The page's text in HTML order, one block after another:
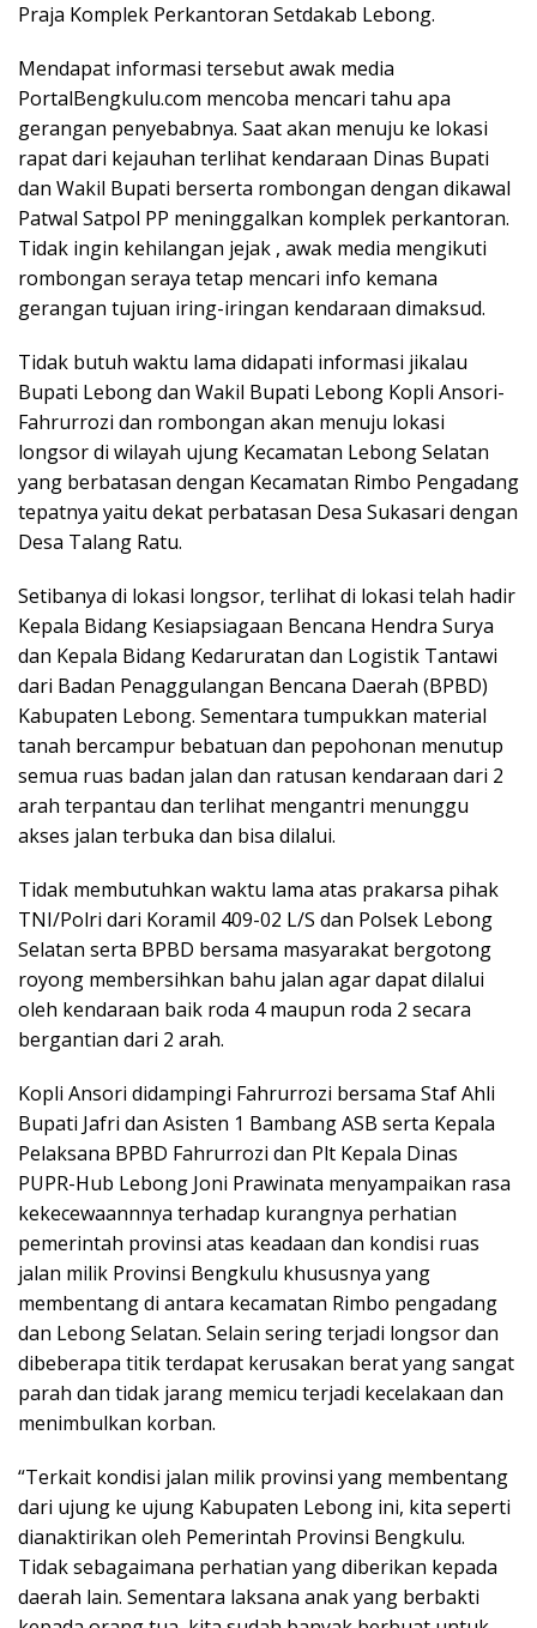
Praja Komplek Perkantoran Setdakab Lebong.
Mendapat informasi tersebut awak media
PortalBengkulu.com mencoba mencari tahu apa
gerangan penyebabnya. Saat akan menuju ke lokasi
rapat dari kejauhan terlihat kendaraan Dinas Bupati
dan Wakil Bupati berserta rombongan dengan dikawal
Patwal Satpol PP meninggalkan komplek perkantoran.
Tidak ingin kehilangan jejak , awak media mengikuti
rombongan seraya tetap mencari info kemana
gerangan tujuan iring-iringan kendaraan dimaksud.
Tidak butuh waktu lama didapati informasi jikalau
Bupati Lebong dan Wakil Bupati Lebong Kopli Ansori-
Fahrurrozi dan rombongan akan menuju lokasi
longsor di wilayah ujung Kecamatan Lebong Selatan
yang berbatasan dengan Kecamatan Rimbo Pengadang
tepatnya yaitu dekat perbatasan Desa Sukasari dengan
Desa Talang Ratu.
Setibanya di lokasi longsor, terlihat di lokasi telah hadir
Kepala Bidang Kesiapsiagaan Bencana Hendra Surya
dan Kepala Bidang Kedaruratan dan Logistik Tantawi
dari Badan Penaggulangan Bencana Daerah (BPBD)
Kabupaten Lebong. Sementara tumpukkan material
tanah bercampur bebatuan dan pepohonan menutup
semua ruas badan jalan dan ratusan kendaraan dari 2
arah terpantau dan terlihat mengantri menunggu
akses jalan terbuka dan bisa dilalui.
Tidak membutuhkan waktu lama atas prakarsa pihak
TNI/Polri dari Koramil 409-02 L/S dan Polsek Lebong
Selatan serta BPBD bersama masyarakat bergotong
royong membersihkan bahu jalan agar dapat dilalui
oleh kendaraan baik roda 4 maupun roda 2 secara
bergantian dari 2 arah.
Kopli Ansori didampingi Fahrurrozi bersama Staf Ahli
Bupati Jafri dan Asisten 1 Bambang ASB serta Kepala
Pelaksana BPBD Fahrurrozi dan Plt Kepala Dinas
PUPR-Hub Lebong Joni Prawinata menyampaikan rasa
kekecewaannnya terhadap kurangnya perhatian
pemerintah provinsi atas keadaan dan kondisi ruas
jalan milik Provinsi Bengkulu khususnya yang
membentang di antara kecamatan Rimbo pengadang
dan Lebong Selatan. Selain sering terjadi longsor dan
dibeberapa titik terdapat kerusakan berat yang sangat
parah dan tidak jarang memicu terjadi kecelakaan dan
menimbulkan korban.
“Terkait kondisi jalan milik provinsi yang membentang
dari ujung ke ujung Kabupaten Lebong ini, kita seperti
dianaktirikan oleh Pemerintah Provinsi Bengkulu.
Tidak sebagaimana perhatian yang diberikan kepada
daerah lain. Sementara laksana anak yang berbakti